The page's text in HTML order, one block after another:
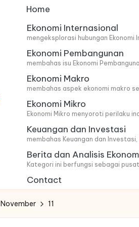
Home
Ekonomi Internasional
mengeksplorasi hubungan
Ekonomi Pembangunan
membahas isu Ekonomi
Ekonomi Makro
membahas aspek ekonomi makro
Ekonomi Mikro
Ekonomi Mikro menyoroti perilaku
Keuangan dan Investasi
membahas Keuangan dan
Berita dan Analisis
Kategori ini berfungsi sebagai
Contact
November 11